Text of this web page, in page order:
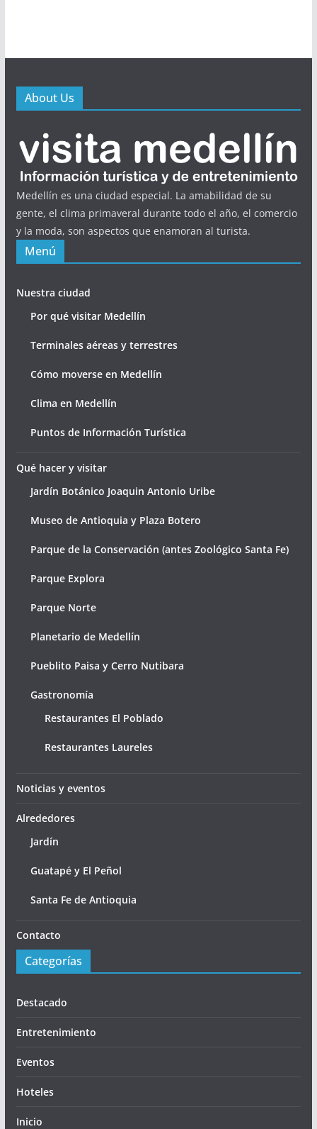
About Us
Medellín es una ciudad especial. La amabilidad de su
gente, el clima primaveral durante todo el año, el comercio
y la moda, son aspectos que enamoran al turista.
Menú
Nuestra ciudad
Por qué visitar Medellín
Terminales aéreas y terrestres
Cómo moverse en Medellín
Clima en Medellín
Puntos de Información Turística
Qué hacer y visitar
Jardín Botánico Joaquin Antonio Uribe
Museo de Antioquia y Plaza Botero
Parque de la Conservación (antes Zoológico Santa Fe)
Parque Explora
Parque Norte
Planetario de Medellín
Pueblito Paisa y Cerro Nutibara
Gastronomía
Restaurantes El Poblado
Restaurantes Laureles
Noticias y eventos
Alrededores
Jardín
Guatapé y El Peñol
Santa Fe de Antioquia
Contacto
Categorías
Destacado
Entretenimiento
Eventos
Hoteles
Inicio